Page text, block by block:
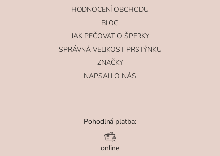
HODNOCENÍ OBCHODU
BLOG
JAK PEČOVAT O ŠPERKY
SPRÁVNÁ VELIKOST PRSTÝNKU
ZNAČKY
NAPSALI O NÁS
Pohodlná platba:
online